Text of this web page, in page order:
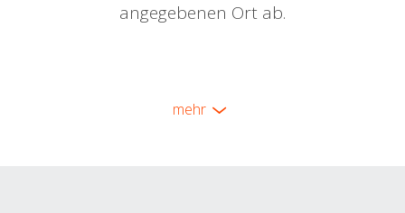
angegebenen Ort ab.
mehr